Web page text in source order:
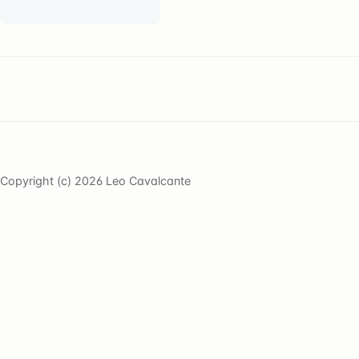
Copyright (c) 2026 Leo Cavalcante